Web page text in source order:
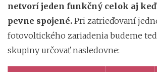
netvorí jeden funkčný celok aj keď
pevne spojené. Pri zatrieďovaní
fotovoltického zariadenia budeme
skupiny určovať nasledovne: